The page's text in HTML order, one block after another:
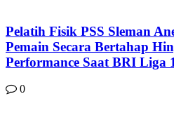
Pelatih Fisik PSS Sleman
Pemain Secara Bertahap
Performance Saat BRI Liga
0